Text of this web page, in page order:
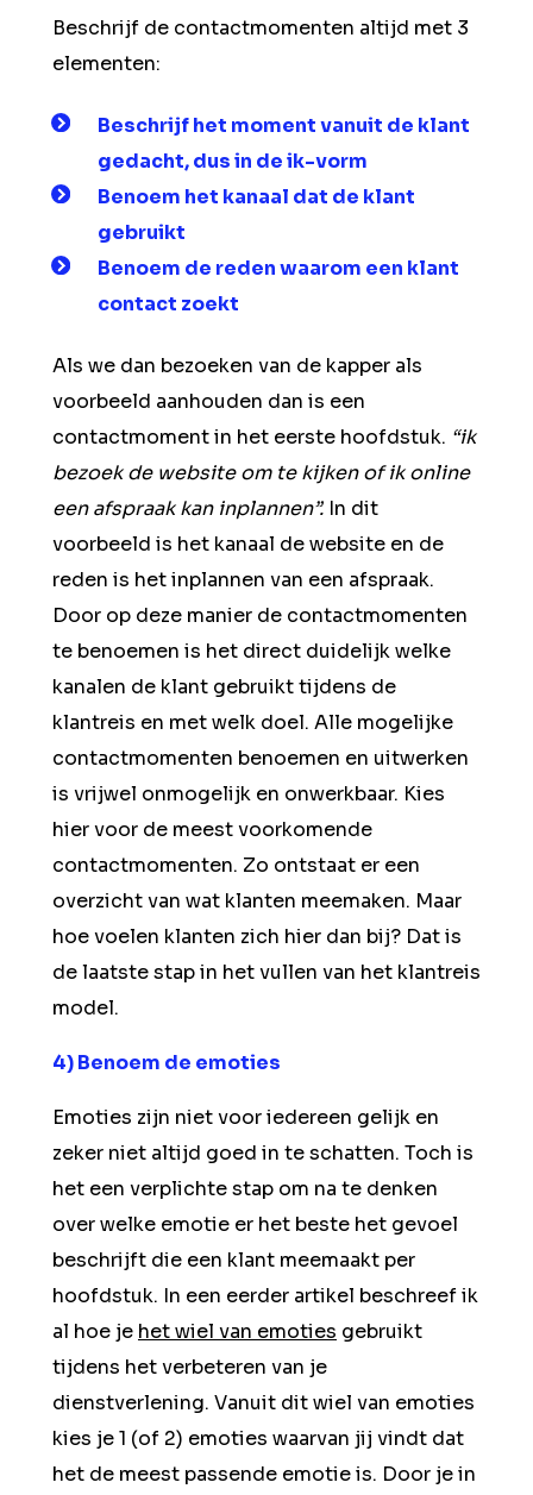
Beschrijf de contactmomenten altijd met 3
elementen:
Beschrijf het moment vanuit de klant
gedacht, dus in de ik-vorm
Benoem het kanaal dat de klant
gebruikt
Benoem de reden waarom een klant
contact zoekt
Als we dan bezoeken van de kapper als
voorbeeld aanhouden dan is een
contactmoment in het eerste hoofdstuk. “ik
bezoek de website om te kijken of ik online
een afspraak kan inplannen”. In dit
voorbeeld is het kanaal de website en de
reden is het inplannen van een afspraak.
Door op deze manier de contactmomenten
te benoemen is het direct duidelijk welke
kanalen de klant gebruikt tijdens de
klantreis en met welk doel. Alle mogelijke
contactmomenten benoemen en uitwerken
is vrijwel onmogelijk en onwerkbaar. Kies
hier voor de meest voorkomende
contactmomenten. Zo ontstaat er een
overzicht van wat klanten meemaken. Maar
hoe voelen klanten zich hier dan bij? Dat is
de laatste stap in het vullen van het klantreis
model.
4) Benoem de emoties
Emoties zijn niet voor iedereen gelijk en
zeker niet altijd goed in te schatten. Toch is
het een verplichte stap om na te denken
over welke emotie er het beste het gevoel
beschrijft die een klant meemaakt per
hoofdstuk. In een eerder artikel beschreef ik
al hoe je het wiel van emoties gebruikt
tijdens het verbeteren van je
dienstverlening. Vanuit dit wiel van emoties
kies je 1 (of 2) emoties waarvan jij vindt dat
het de meest passende emotie is. Door je in